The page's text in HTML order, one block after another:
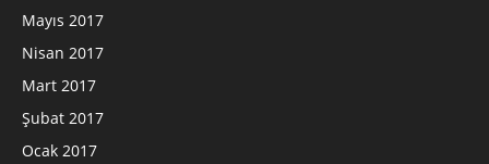
Mayıs 2017
Nisan 2017
Mart 2017
Şubat 2017
Ocak 2017